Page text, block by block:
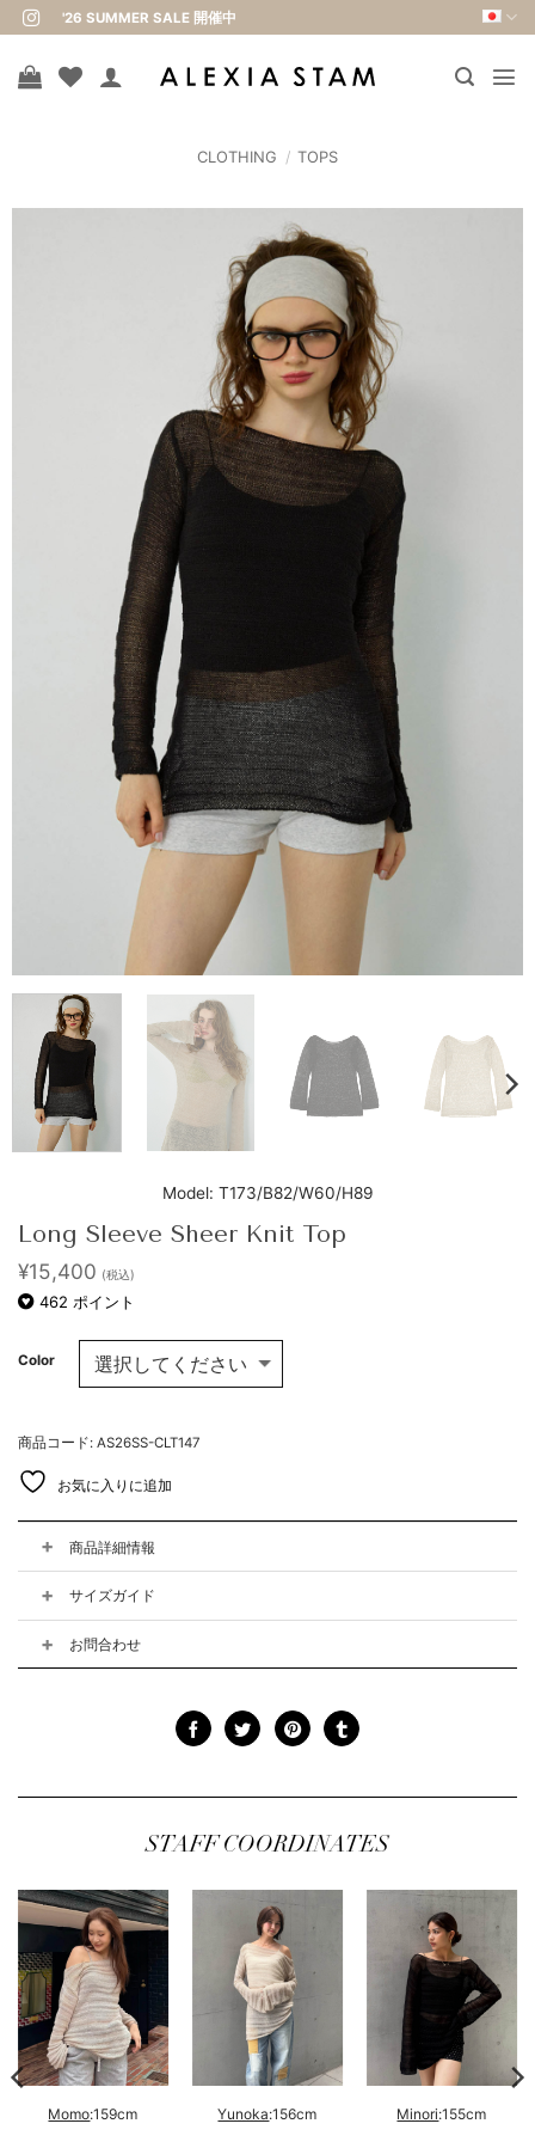
Skip
to
content
'26 SUMMER SALE 開催中
CLOTHING / TOPS
Model: T173/B82/W60/H89
Long Sleeve Sheer Knit Top
¥15,400 (税込)
462 ポイント
Color
商品コード: AS26SS-CLT147
お気に入りに追加
商品詳細情報
サイズガイド
お問合わせ
STAFF COORDINATES
Momo:159cm Yunoka:156cm Minori:155cm